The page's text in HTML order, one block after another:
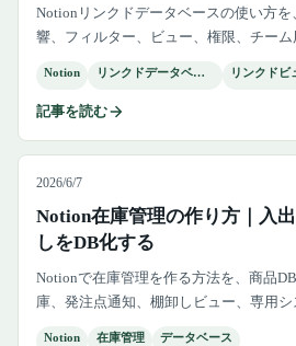
Notionリンクドデータベースの使い方
響、フィルター、ビュー、権限、チー
Notion リンクドデータベース リンクドビ
記事を読む
2026/6/7
Notion在庫管理の作り方｜入
しをDB化する
Notionで在庫管理を作る方法を、商品
庫、発注点通知、棚卸しビュー、専用
Notion 在庫管理 データベース